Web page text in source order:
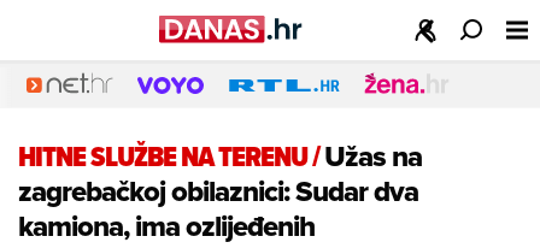
HITNE SLUŽBE NA TERENU/Užas na
zagrebačkoj obilaznici: Sudar dva
kamiona, ima ozlijeđenih